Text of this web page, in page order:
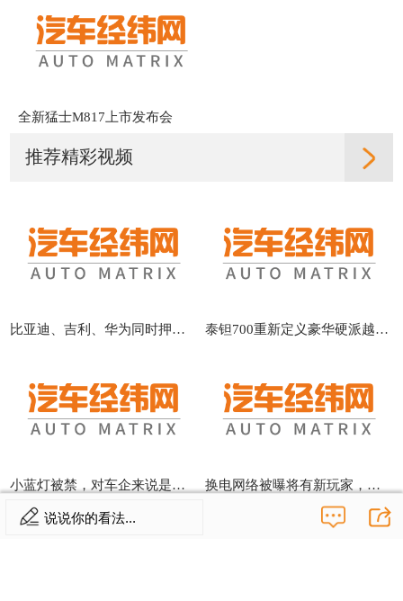
全新猛士M817上市发布会
推荐精彩视频
比亚迪、吉利、华为同时押注，轻越野是真机会还是伪风口？ 泰钽700重新定义豪华硬派越野，家用越野两全其美
小蓝灯被禁，对车企来说是好是坏？ 换电网络被曝将有新玩家，能否进入新格局？
说说你的看法...